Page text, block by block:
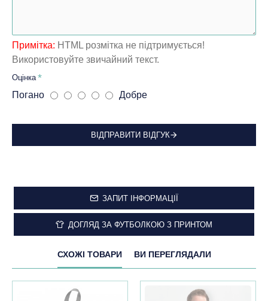
Примітка: HTML розмітка не підтримується!
Використовуйте звичайний текст.
Оцінка
Погано Добре
ВІДПРАВИТИ ВІДГУК
ЗАПИТ ІНФОРМАЦІЇ
ДОГЛЯД ЗА ФУТБОЛКОЮ З ПРИНТОМ
СХОЖІ ТОВАРИ ВИ ПЕРЕГЛЯДАЛИ